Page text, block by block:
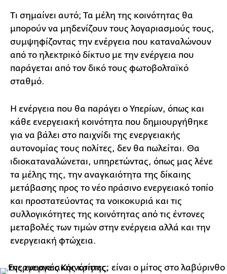
Τι σημαίνει αυτό; Τα μέλη της κοινότητας θα
μπορούν να μηδενίζουν τους λογαριασμούς τους,
συμψηφίζοντας την ενέργεια που καταναλώνουν
από το ηλεκτρικό δίκτυο με την ενέργεια που
παράγεται από τον δικό τους φωτοβολταϊκό
σταθμό.
Η ενέργεια που θα παράγει ο Υπερίων, όπως και
κάθε ενεργειακή κοινότητα που δημιουργήθηκε
για να βάλει στο παιχνίδι της ενεργειακής
αυτονομίας τους πολίτες, δεν θα πωλείται. Θα
ιδιοκαταναλώνεται, υπηρετώντας, όπως μας λένε
τα μέλης της, την αναγκαιότητα της δίκαιης
μετάβασης προς το νέο πράσινο ενεργειακό τοπίο
και προστατεύοντας τα νοικοκυριά και τις
συλλογικότητες της κοινότητας από τις έντονες
μεταβολές των τιμών στην ενέργεια αλλά και την
ενεργειακή φτώχεια.